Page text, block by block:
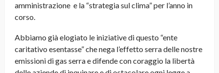
amministrazione e la “strategia sul clima” per l’anno in
corso.
Abbiamo già elogiato le iniziative di questo “ente
caritativo esentasse” che nega l’effetto serra delle nostre
emissioni di gas serra e difende con coraggio la libertà